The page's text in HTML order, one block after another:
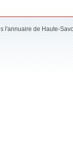
l'annuaire de Haute-